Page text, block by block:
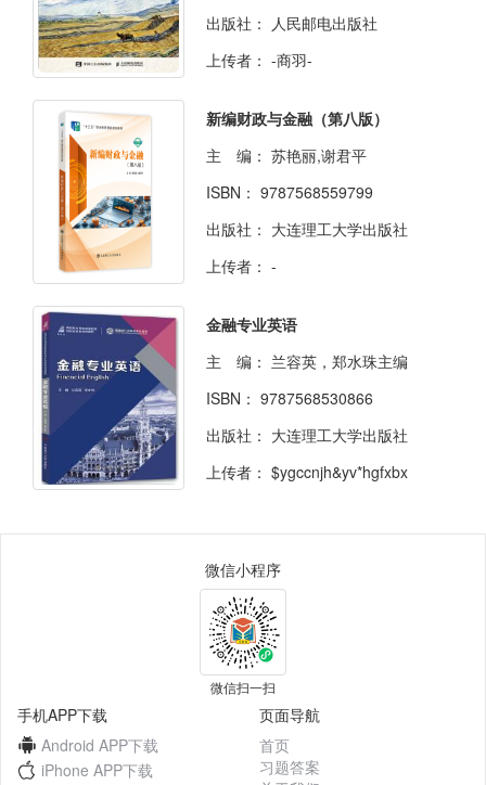
出版社：
人民邮电出版社
上传者： -商羽-
新编财政与金融（第八版）
主 编： 苏艳丽,谢君平
ISBN： 9787568559799
出版社： 大连理工大学出版社
上传者： -
金融专业英语
主 编： 兰容英，郑水珠主编
ISBN： 9787568530866
出版社： 大连理工大学出版社
上传者： $ygccnjh&yv*hgfxbx
微信小程序
微信扫一扫
手机APP下载
Android APP下载
iPhone APP下载
页面导航
首页
习题答案